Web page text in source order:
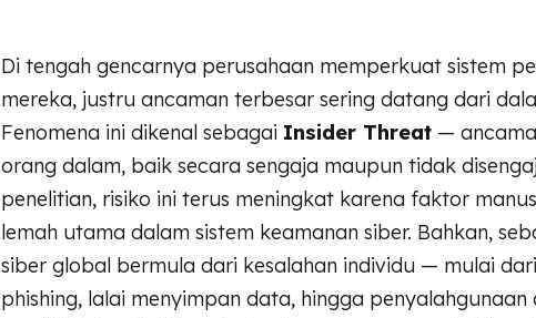
Di tengah gencarnya perusahaan memperkuat sistem
mereka, justru ancaman terbesar sering datang dari
Fenomena ini dikenal sebagai Insider Threat —
orang dalam, baik secara sengaja maupun tidak
penelitian, risiko ini terus meningkat karena faktor
lemah utama dalam sistem keamanan siber. Bahkan,
siber global bermula dari kesalahan individu — mulai
phishing, lalai menyimpan data, hingga penyalahgunaan